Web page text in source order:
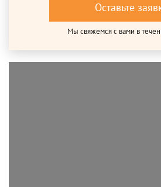
Оставьте
Мы свяжемся с вами в